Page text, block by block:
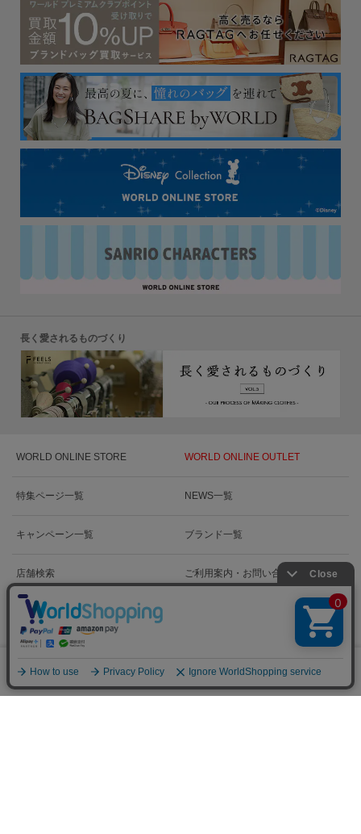
長く愛されるものづくり
WORLD ONLINE STORE WORLD ONLINE OUTLET
特集ページ一覧 NEWS一覧
キャンペーン一覧 ブランド一覧
店舗検索 ご利用案内・お問い合わせ
WORLD GROUP RECRUIT
新卒採用情報